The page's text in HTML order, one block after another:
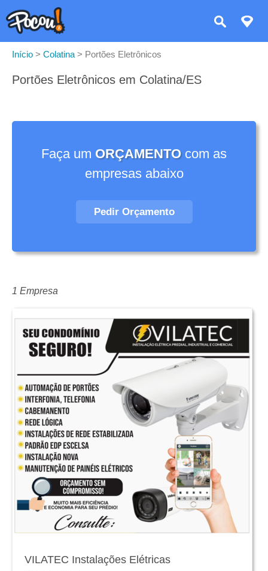
Início > Colatina > Portões Eletrônicos
Portões Eletrônicos em Colatina/ES
Faça um ORÇAMENTOcom as
empresas abaixo
Pedir Orçamento
1 Empresa
VILATEC Instalações Elétricas